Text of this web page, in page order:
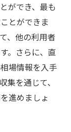
ができ、最も
とができま
、他の利用者
。さらに、直
場情報を入手
集を通じて、
進めましょ